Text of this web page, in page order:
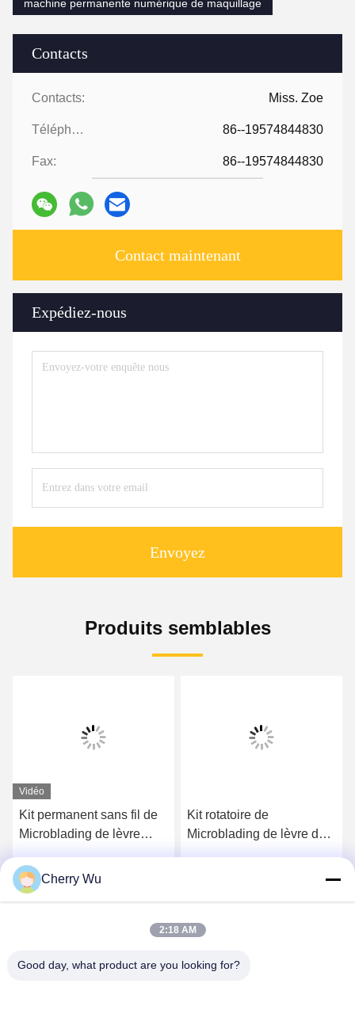
Contacts
Contacts: Miss. Zoe
Téléphone: 86--19574844830
Fax: 86--19574844830
Contact maintenant
Expédiez-nous
Envoyez
machine permanente numérique de maquillage
Produits semblables
Vidéo
Kit permanent sans fil de
Microblading de lèvre
de cosmétiques de sourcil
de machine de maquillage
Obtenez le meilleur prix
Kit rotatoire de
Microblading de lèvre de
maquillage
Cherry Wu
2:18 AM
Good day, what product are you looking for?